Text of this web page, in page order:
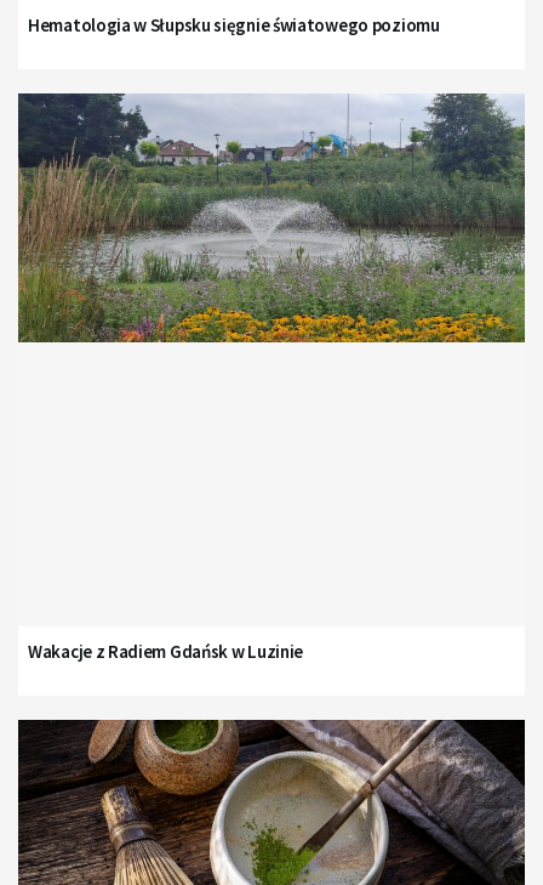
Hematologia w Słupsku sięgnie światowego poziomu
Wakacje z Radiem Gdańsk w Luzinie